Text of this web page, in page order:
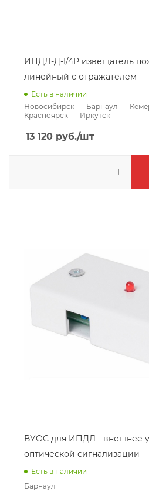
ИПДЛ-Д-I/4Р извещатель
линейный с отражателем
Есть в наличии
Новосибирск
Барнаул
Красноярск
Иркутск
13 120 руб./шт
ВУОС для ИПДЛ - внешнее
оптической сигнализации
Есть в наличии
Барнаул